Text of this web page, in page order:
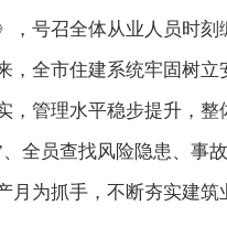
，号召全体从业人员时
，全市住建系统牢固树
，管理水平稳步提升，
全员查找风险隐患、事
月为抓手，不断夯实建筑